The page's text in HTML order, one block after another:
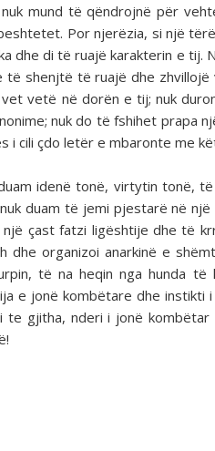
mund të qëndrojnë për
Por njerëzia, si një
dhe di të ruajë karakterin e tij.
shenjtë të ruajë dhe
vetë në dorën e tij; nuk
nuk do të fshihet prapa
çdo letër e mbaronte me
idenë tonë, virtytin tonë,
duam të jemi pjestarë në një
çast fatzi ligështije dhe të
organizoi anarkinë e
të na heqin nga hunda të
e jonë kombëtare dhe instikti
gjitha, nderi i jonë kombëtar